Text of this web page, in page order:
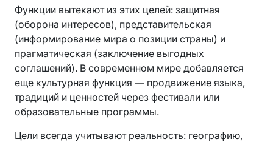
Функции вытекают из этих целей: защитная
(оборона интересов), представительская
(информирование мира о позиции страны) и
прагматическая (заключение выгодных
соглашений). В современном мире добавляется
еще культурная функция — продвижение языка,
традиций и ценностей через фестивали или
образовательные программы.
Цели всегда учитывают реальность: географию,